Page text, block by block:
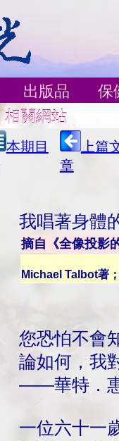
出版品
保
相關網站
本期目
上篇
章
我唱著身體
摘自《全像投影
Michael Talbot著
您恐怕不會
論如何，我
——華特．
一位六十一